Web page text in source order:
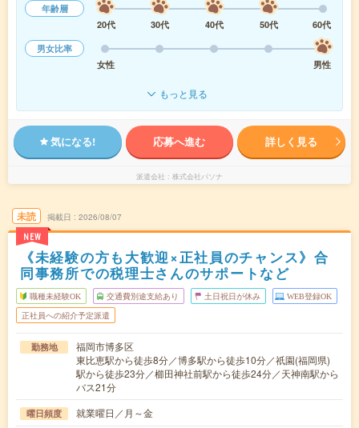
年齢層
20代
30代 40代 50代
60代
男女比率
女性
男性
もっと見る
気になる! 応募へ進む 詳しく見る
派遣会社 株式会社パソナ
未読
NEW
掲載日 2026/08/07
《未経験の方も大歓迎×正社員のチャンス》合
同事務所での税理士さんのサポートなど
職種未経験OK 交通費別途支給あり 土日祝日が休み WEB登録OK
正社員への紹介予定派遣
勤務地
福岡市博多区
東比恵駅から徒歩8分／博多駅から徒歩10分／祇園(福岡県)
駅から徒歩23分／櫛田神社前駅から徒歩24分／天神南駅から
バス21分
曜日頻度 就業曜日／月～金